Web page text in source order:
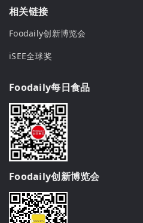
相关链接
Foodaily创新博览会
iSEE全球奖
Foodaily每日食品
Foodaily创新博览会